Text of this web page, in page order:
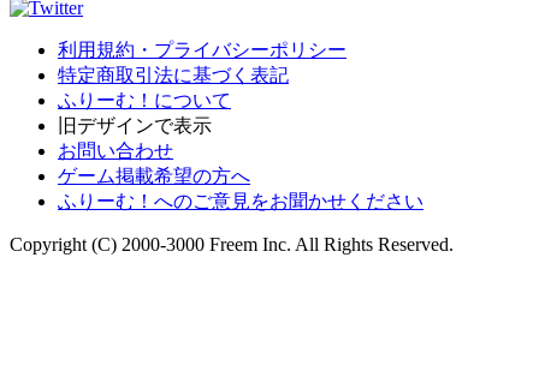
利用規約・プライバシーポリシー
特定商取引法に基づく表記
ふりーむ！について
旧デザインで表示
お問い合わせ
ゲーム掲載希望の方へ
ふりーむ！へのご意見をお聞かせください
Copyright (C) 2000-3000 Freem Inc. All Rights Reserved.